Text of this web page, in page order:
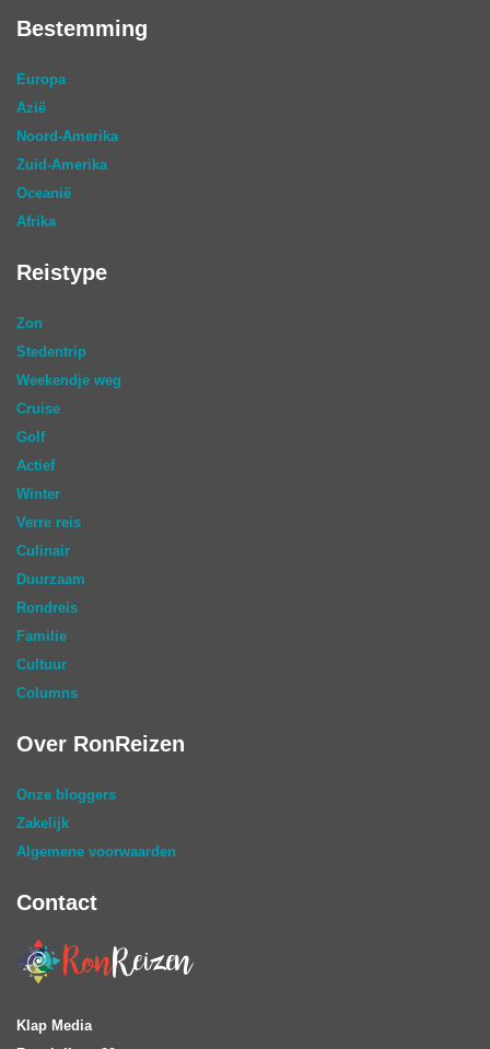
Bestemming
Europa
Azië
Noord-Amerika
Zuid-Amerika
Oceanië
Afrika
Reistype
Zon
Stedentrip
Weekendje weg
Cruise
Golf
Actief
Winter
Verre reis
Culinair
Duurzaam
Rondreis
Familie
Cultuur
Columns
Over RonReizen
Onze bloggers
Zakelijk
Algemene voorwaarden
Contact
Klap Media